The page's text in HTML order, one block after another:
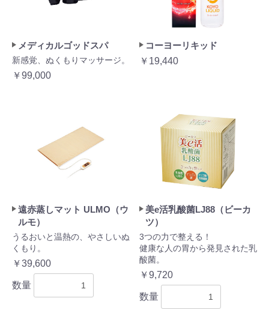
メディカルゴッドスパ
新感覚、ぬくもりマッサージ。
￥99,000
コーヨーリキッド
￥19,440
遠赤蒸しマット ULMO（ウ
ルモ）
うるおいと温熱の、やさしいぬ
くもり。
￥39,600
数量
美e活乳酸菌LJ88（ビーカ
ツ）
3つの力で整える！
健康な人の胃から発見された乳
酸菌。
￥9,720
数量